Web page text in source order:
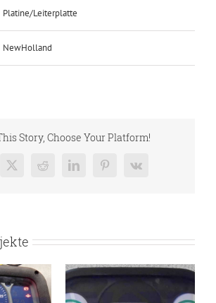
Platine/Leiterplatte
NewHolland
Story, Choose Your Platform!
X RedditLinkedInPinterest
Vk